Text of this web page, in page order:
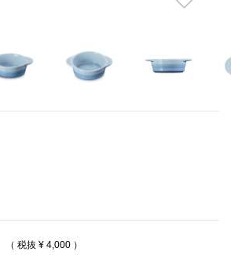
（ 税抜 ¥ 4,000 ）